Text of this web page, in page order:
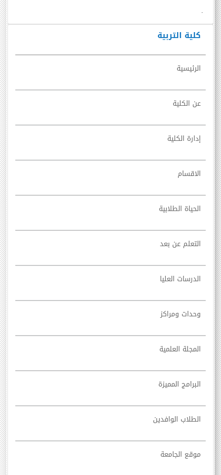
كلية التربية
الرئيسية
عن الكلية
إدارة الكلية
الاقسام
الحياة الطلابية
التعلم عن بعد
الدرسات العليا
وحدات ومراكز
المجلة العلمية
البرامج المميزة
الطلاب الوافدين
موقع الجامعة
.